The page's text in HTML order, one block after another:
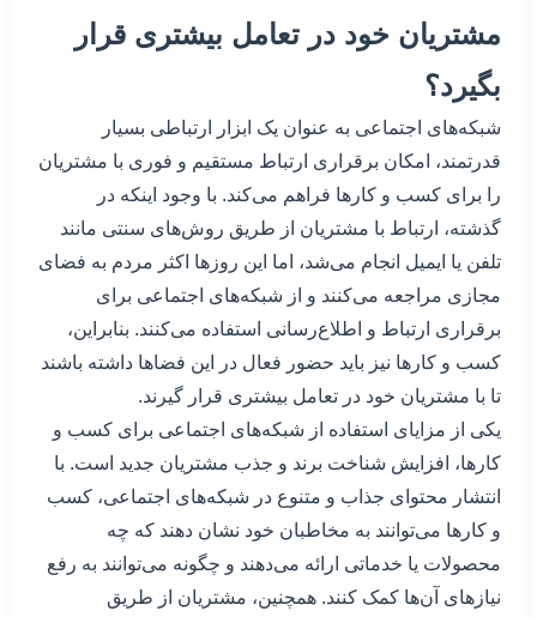
مشتریان خود در تعامل بیشتری قرار
بگیرد؟
شبکه‌های اجتماعی به عنوان یک ابزار ارتباطی بسیار
قدرتمند، امکان برقراری ارتباط مستقیم و فوری با مشتریان
را برای کسب و کارها فراهم می‌کند. با وجود اینکه در
گذشته، ارتباط با مشتریان از طریق روش‌های سنتی مانند
تلفن یا ایمیل انجام می‌شد، اما این روزها اکثر مردم به فضای
مجازی مراجعه می‌کنند و از شبکه‌های اجتماعی برای
برقراری ارتباط و اطلاع‌رسانی استفاده می‌کنند. بنابراین،
کسب و کارها نیز باید حضور فعال در این فضاها داشته باشند
تا با مشتریان خود در تعامل بیشتری قرار گیرند.
یکی از مزایای استفاده از شبکه‌های اجتماعی برای کسب و
کارها، افزایش شناخت برند و جذب مشتریان جدید است. با
انتشار محتوای جذاب و متنوع در شبکه‌های اجتماعی، کسب
و کارها می‌توانند به مخاطبان خود نشان دهند که چه
محصولات یا خدماتی ارائه می‌دهند و چگونه می‌توانند به رفع
نیازهای آن‌ها کمک کنند. همچنین، مشتریان از طریق